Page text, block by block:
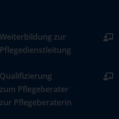
Weiterbildung zur
Pflegedienstleitung
Qualifizierung
zum Pflegeberater
zur Pflegeberaterin